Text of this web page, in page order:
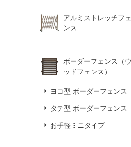
アルミストレッチフェ
ンス
ボーダーフェンス（ウ
ッドフェンス）
ヨコ型 ボーダーフェンス
タテ型 ボーダーフェンス
お手軽ミニタイプ